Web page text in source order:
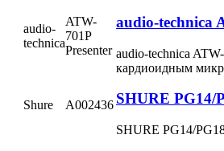
audio-
technica
ATW-
701P
Presenter
audio-technica
audio-technica
кардиоидным
Shure A002436 SHURE PG14/
SHURE PG14/